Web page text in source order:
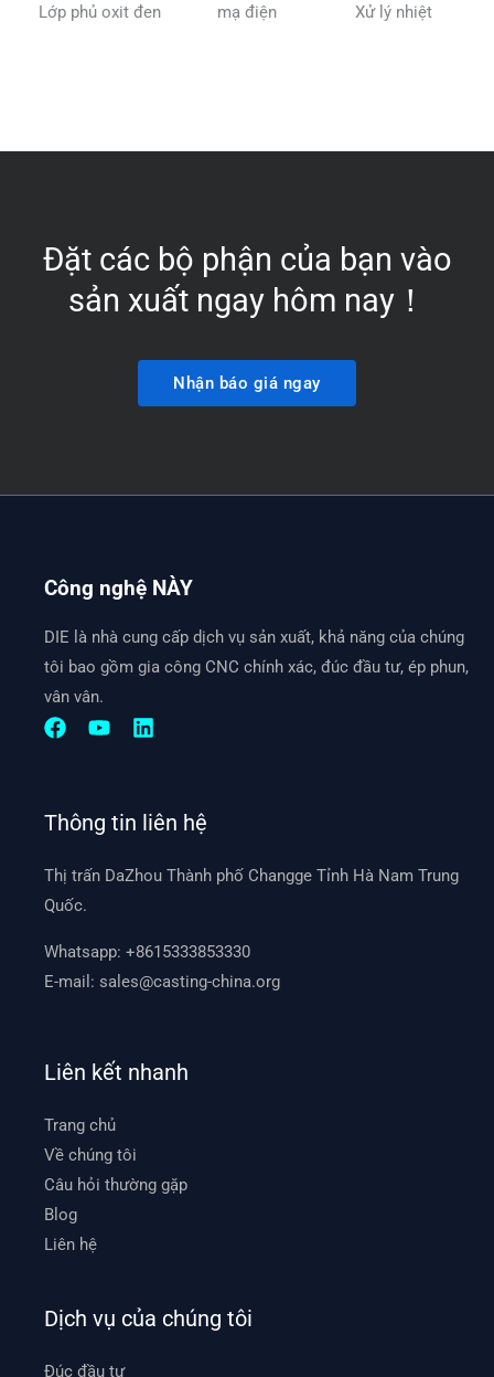
Lớp phủ oxit đen mạ điện Xử lý nhiệt
Đặt các bộ phận của bạn vào
sản xuất ngay hôm nay！
Nhận báo giá ngay
Công nghệ NÀY
DIE là nhà cung cấp dịch vụ sản xuất, khả năng của chúng
tôi bao gồm gia công CNC chính xác, đúc đầu tư, ép phun,
vân vân.
Thông tin liên hệ
Thị trấn DaZhou Thành phố Changge Tỉnh Hà Nam Trung
Quốc.
Whatsapp:+8615333853330
E-mail:sales@casting-china.org
Liên kết nhanh
Trang chủ
Về chúng tôi
Câu hỏi thường gặp
Blog
Liên hệ
Dịch vụ của chúng tôi
Đúc đầu tư